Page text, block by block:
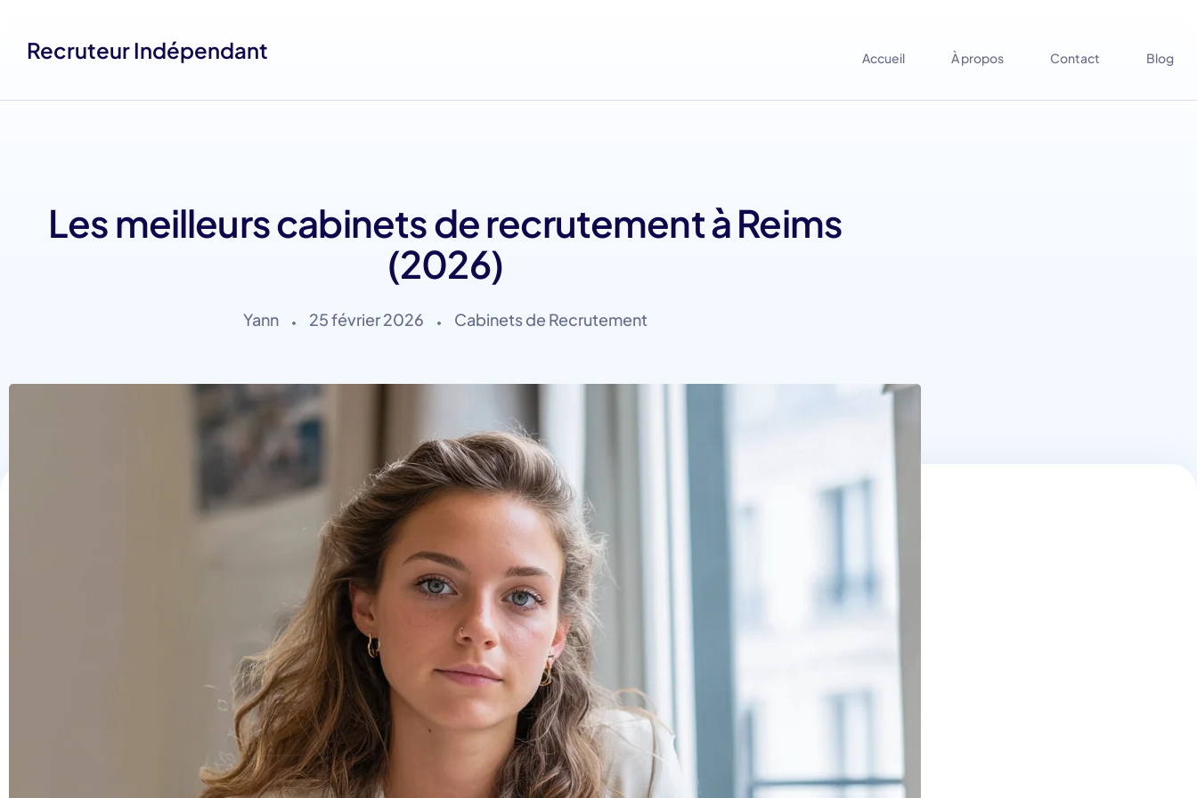
Recruteur Indépendant Accueil À propos Contact Blog
Les meilleurs cabinets de recrutement à Reims
(2026)
Yann 25 février 2026 Cabinets de Recrutement